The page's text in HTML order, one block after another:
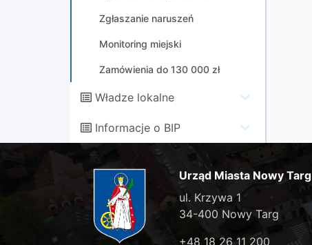
Zgłaszanie naruszeń
Monitoring miejski
Zamówienia do 130 000 zł
Władze lokalne
Informacje o BIP
Urząd Miasta Nowy Targ
ul. Krzywa 1
34-400 Nowy Targ
+48 18 26 11 200